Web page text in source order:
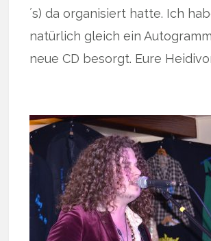
´s) da organisiert hatte. Ich
natürlich gleich ein
neue CD besorgt. Eure